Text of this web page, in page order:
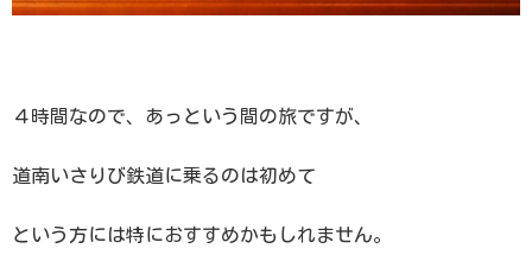
４時間なので、あっという間の旅ですが、
道南いさりび鉄道に乗るのは初めて
という方には特におすすめかもしれません。